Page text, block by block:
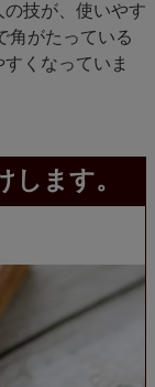
技が、使いやす
角がたっている
くなっていま
します。